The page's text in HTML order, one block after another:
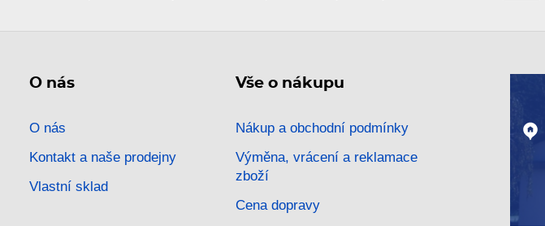
O nás
O nás
Kontakt a naše prodejny
Vlastní sklad
Vše o nákupu
Nákup a obchodní podmínky
Výměna, vrácení a reklamace
zboží
Cena dopravy